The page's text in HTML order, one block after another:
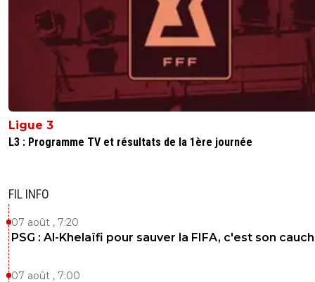
Ligue 3
L3 : Programme TV et résultats de la 1ère journée
FIL INFO
07 août , 7:20
PSG : Al-Khelaïfi pour sauver la FIFA, c'est son
07 août , 7:00